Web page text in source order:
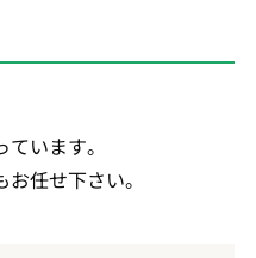
います。
任せ下さい。